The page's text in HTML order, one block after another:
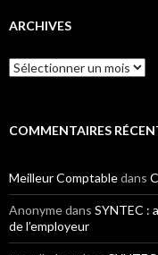
ARCHIVES
Archives
COMMENTAIRES
Meilleur Comptabledans
Anonymedans SYNTEC :
de l’employeur